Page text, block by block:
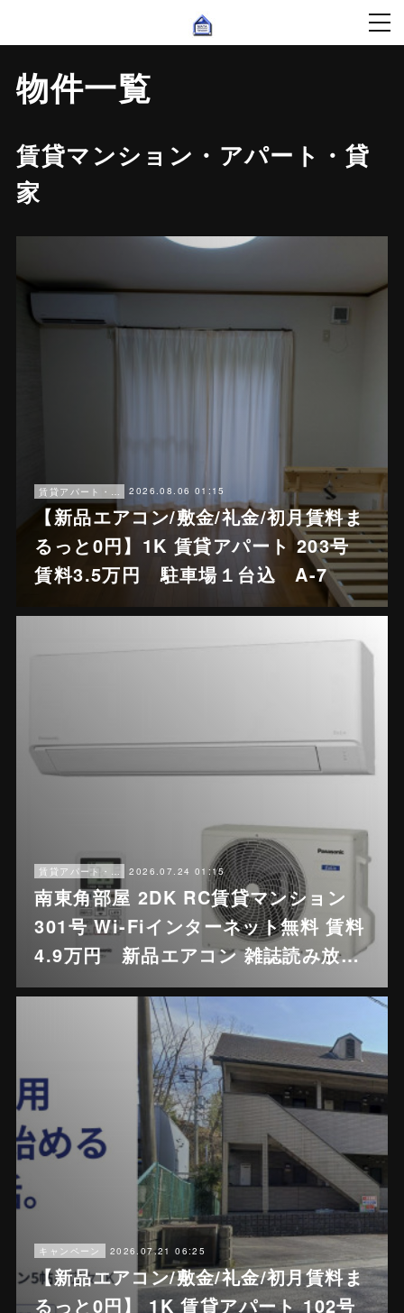
物件一覧
賃貸マンション・アパート・貸
家
2026.08.06 01:15
【新品エアコン/敷金/礼金/初月賃料ま
るっと0円】1K 賃貸アパート 203号
賃料3.5万円 駐車場１台込 A-7
賃貸アパート・戸建賃貸 2026.07.24 01:15
南東角部屋 2DK RC賃貸マンション
301号 Wi-Fiインターネット無料 賃料
4.9万円 新品エアコン 雑誌読み放…
キャンペーン 2026.07.21 06:25
【新品エアコン/敷金/礼金/初月賃料ま
るっと0円】 1K 賃貸アパート 102号